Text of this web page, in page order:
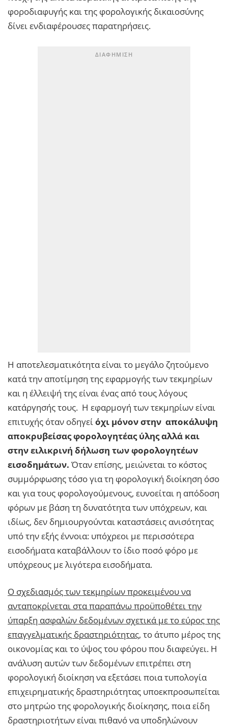
φοροδιαφυγής και της φορολογικής δικαιοσύνης
δίνει ενδιαφέρουσες παρατηρήσεις.
Η αποτελεσματικότητα είναι το μεγάλο ζητούμενο
κατά την αποτίμηση της εφαρμογής των τεκμηρίων
και η έλλειψή της είναι ένας από τους λόγους
κατάργησής τους. Η εφαρμογή των τεκμηρίων είναι
επιτυχής όταν οδηγείόχι μόνον στην αποκάλυψη
αποκρυβείσας φορολογητέας ύλης αλλά και
στην ειλικρινή δήλωση των φορολογητέων
εισοδημάτων. Όταν επίσης, μειώνεται το κόστος
συμμόρφωσης τόσο για τη φορολογική διοίκηση όσο
και για τους φορολογούμενους, ευνοείται η απόδοση
φόρων με βάση τη δυνατότητα των υπόχρεων, και
ιδίως, δεν δημιουργούνται καταστάσεις ανισότητας
υπό την εξής έννοια: υπόχρεοι με περισσότερα
εισοδήματα καταβάλλουν το ίδιο ποσό φόρο με
υπόχρεους με λιγότερα εισοδήματα.
Ο σχεδιασμός των τεκμηρίων προκειμένου να
ανταποκρίνεται στα παραπάνω προϋποθέτει την
ύπαρξη ασφαλών δεδομένων σχετικά με το εύρος της
επαγγελματικής δραστηριότητας, το άτυπο μέρος της
οικονομίας και το ύψος του φόρου που διαφεύγει. Η
ανάλυση αυτών των δεδομένων επιτρέπει στη
φορολογική διοίκηση να εξετάσει ποια τυπολογία
επιχειρηματικής δραστηριότητας υποεκπροσωπείται
στο μητρώο της φορολογικής διοίκησης, ποια είδη
δραστηριοτήτων είναι πιθανό να υποδηλώνουν